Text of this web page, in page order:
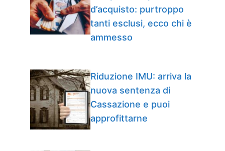
d’acquisto: purtroppo
tanti esclusi, ecco chi è
ammesso
Riduzione IMU: arriva la
nuova sentenza di
Cassazione e puoi
approfittarne